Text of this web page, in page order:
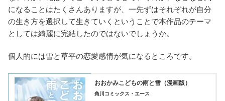
になることはたくさんありますが、一先ずはそれぞれが自分
の生き方を選択して生きていくということで本作品のテーマ
としては綺麗に完結したのではないでしょうか。
個人的には雪と草平の恋愛感情が気になるところです。
おおかみこどもの雨と雪（漫画版）
角川コミックス・エース